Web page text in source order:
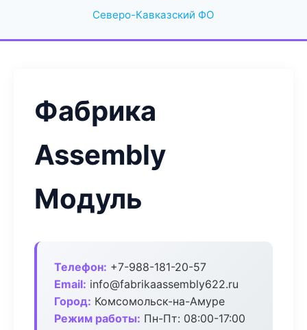
Северо-Кавказский ФО
Фабрика
Assembly
Модуль
Телефон: +7-988-181-20-57
Email: info@fabrikaassembly622.ru
Город: Комсомольск-на-Амуре
Режим работы: Пн-Пт: 08:00-17:00